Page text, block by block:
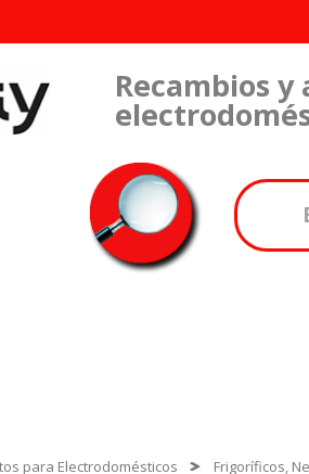
Recambios y
para Electrodomésticos Frigoríficos,